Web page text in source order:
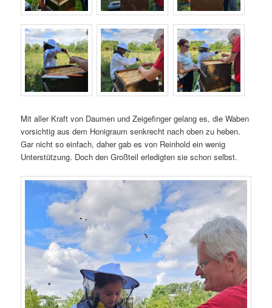
Mit aller Kraft von Daumen und Zeigefinger gelang es, die Waben
vorsichtig aus dem Honigraum senkrecht nach oben zu heben.
Gar nicht so einfach, daher gab es von Reinhold ein wenig
Unterstützung. Doch den Großteil erledigten sie schon selbst.